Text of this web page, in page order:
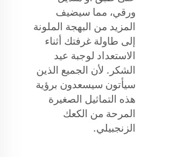
ورقي، مما سيضيف
المزيد من البهجة الملونة
إلى طاولة غرفتك أثناء
الاستعداد لوجبة عيد
الشكر. لأن الجميع الذين
سيأتون سيسعدون برؤية
هذه التماثيل الصغيرة
المرحة من الكعك
الزنجبيلي.